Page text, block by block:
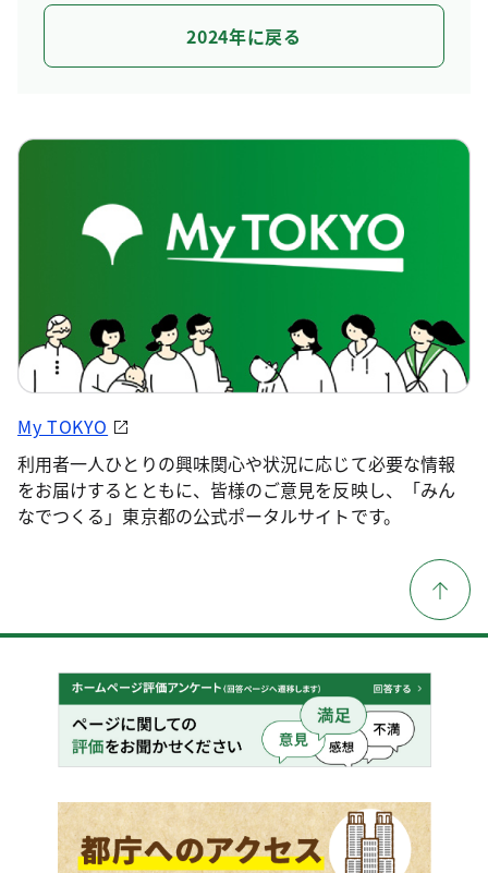
2024年に戻る
My TOKYO
利用者一人ひとりの興味関心や状況に応じて必要な情報
をお届けするとともに、皆様のご意見を反映し、「みん
なでつくる」東京都の公式ポータルサイトです。